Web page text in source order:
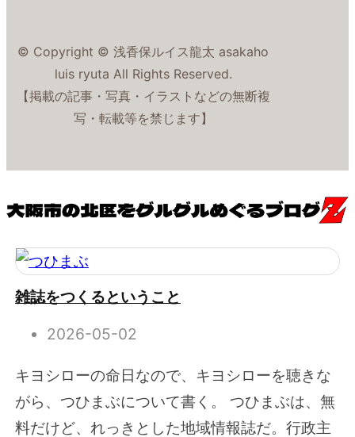
© Copyright © 浅香保ルイス龍太 asakaho
luis ryuta All Rights Reserved.
【掲載の記事・写真・イラストなどの無断複
写・転載等を禁じます】
雑誌をつくるということ
2026-05-02
キヨシローの命日なので、キヨシローを聴きな
がら、つひまぶについて書く。 つひまぶは、無
料だけど、れっきとした地域情報誌だ。行政主